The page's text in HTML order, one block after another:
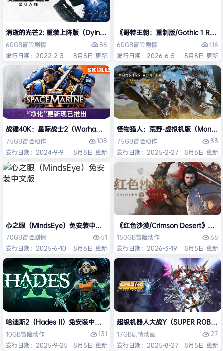
消逝的光芒2: 重装上阵版（Dying Light 2 Stay Human: Reloaded
60GB冒险剧情
86
发行日期：2022-2-3
8月8日 更新
《哥特王朝：重制版/Gothic 1
60GB冒险剧情
116
发行日期：2026-6-5
8月8日 更新
战锤40K：星际战士2（Warhammer 40,000: Space Marine 2）免安装
75GB冒险动作
108
发行日期：2024-9-9
8月8日 更新
怪物猎人：荒野-虚拟机版（
75GB冒险动作
33
发行日期：2025-2-27
8月6日 更新
心之眼（MindsEye）免安装中文版
70GB冒险剧情
51
发行日期：2025-6-10
8月6日 更新
《红色沙漠/Crimson Desert》免安
150GB冒险动作
68
发行日期：2026-3-19
8月5日 更新
哈迪斯2（Hades II）免安装中文版
10GB冒险动作
131
发行日期：2025-9-25
8月5日 更新
超级机器人大战Y（SUPER
17GB剧情动画
27
发行日期：2025-8-27
8月5日 更新